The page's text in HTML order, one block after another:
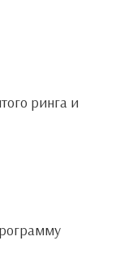
ринга и